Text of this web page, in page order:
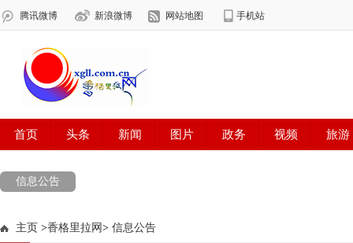
信息公告
主页 >香格里拉网 > 信息公告